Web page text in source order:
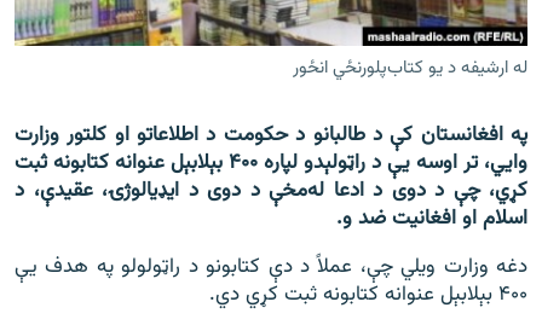
راسره ملګري شئ
د ازادې اروپا/ ازادي راډيو ټولې پاڼې
له ارشيفه د يو کتاب‌پلورنځي انځور
په افغانستان کې د طالبانو د حکومت د اطلاعاتو او کلتور وزارت
وایي، تر اوسه یې د راټولېدو لپاره ۴۰۰ بېلابېل عنوانه کتابونه ثبت
کړي، چې د دوی د ادعا له‌مخې د دوی د ايډیالوژۍ، عقیدې، د
اسلام او افغانیت ضد و.
دغه وزارت ویلي چې، عملاً د دې کتابونو د راټولولو په هدف یې
۴۰۰ بېلابېل عنوانه کتابونه ثبت کړي دي.